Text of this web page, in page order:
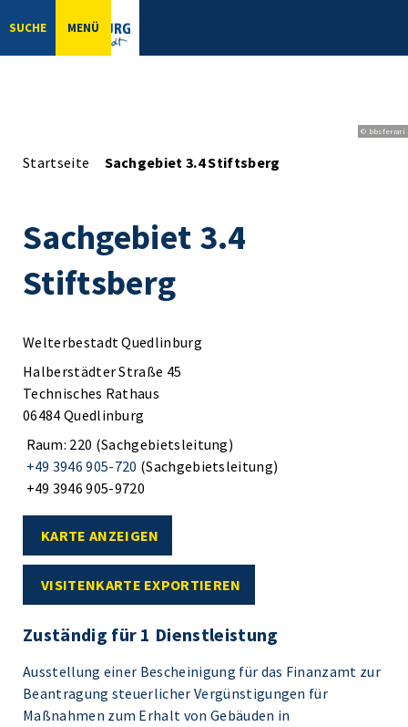
SUCHE MENÜ
© bbsferrari
Startseite Sachgebiet 3.4 Stiftsberg
Sachgebiet 3.4
Stiftsberg
Welterbestadt Quedlinburg
Halberstädter Straße 45
Technisches Rathaus
06484 Quedlinburg
Raum: 220 (Sachgebietsleitung)
+49 3946 905-720 (Sachgebietsleitung)
+49 3946 905-9720
KARTE ANZEIGEN
VISITENKARTE EXPORTIEREN
Zuständig für 1 Dienstleistung
Ausstellung einer Bescheinigung für das Finanzamt zur
Beantragung steuerlicher Vergünstigungen für
Maßnahmen zum Erhalt von Gebäuden in